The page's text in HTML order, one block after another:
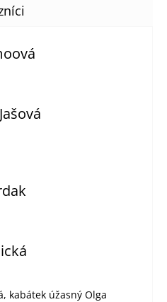
je 5 z 5 hvězdiček.
je 5 z 5 hvězdiček.
je 5 z 5 hvězdiček.
je 5 z 5 hvězdiček.
kabátek úžasný Olga